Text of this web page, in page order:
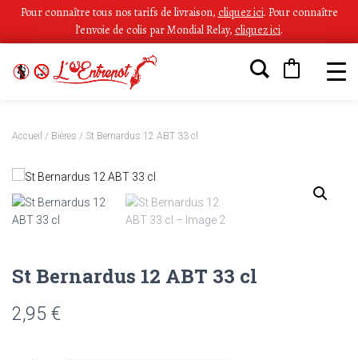
Pour connaître tous nos tarifs de livraison, cliquez ici. Pour connaître
l’envoie de colis par Mondial Relay, cliquez ici.
Accueil / Bières / St Bernardus 12 ABT 33 cl
St Bernardus 12 ABT 33 cl
2,95 €